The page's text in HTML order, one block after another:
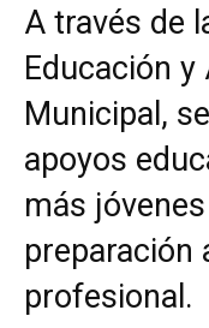
A través de
Educación
Municipal,
apoyos
más
preparación
profesional.